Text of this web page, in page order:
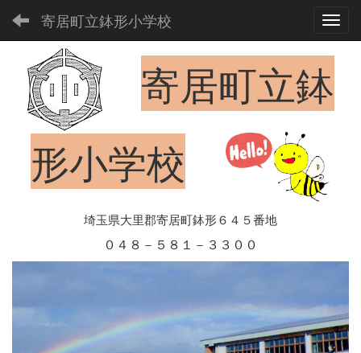
寄居町立鉢形小学校
寄居町立鉢
形小学校
埼玉県大里郡寄居町鉢形６４５番地
０４８－５８１－３３００